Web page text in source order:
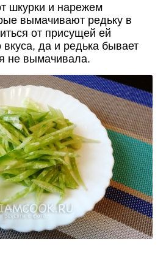
шкурки и нарежем
вымачивают редьку в
от присущей ей
вкуса, да и редька бывает
не вымачивала.